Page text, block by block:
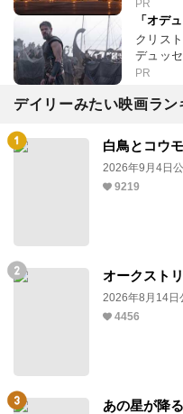
PR
「オデ
クリス
デュッ
PR
デイリーみたい映画ラン
白鳥とコウ
2026年9月4日
9219
オークスト
2026年8月14日
4456
あの星が降